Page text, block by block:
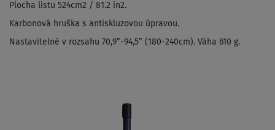
Plocha listu 524cm2 / 81.2 in2.
Karbonová hruška s antiskluzovou úpravou.
Nastavitelné v rozsahu 70,9”-94,5” (180-240cm). Váha 610 g.